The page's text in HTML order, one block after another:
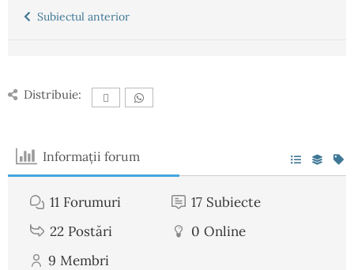
Subiectul anterior
Distribuie:
Informații forum
11 Forumuri 17 Subiecte
22 Postări 0 Online
9 Membri